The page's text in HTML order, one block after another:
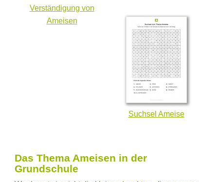
Verständigung von
Ameisen
Suchsel Ameise
Das Thema Ameisen in der
Grundschule